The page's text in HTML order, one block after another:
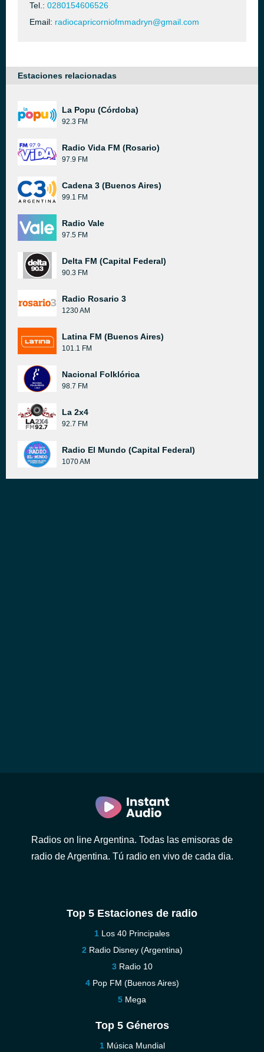
Tel.: 0280154606526
Email: radiocapricorniofmmadryn@gmail.com
Estaciones relacionadas
La Popu (Córdoba)
92.3 FM
Radio Vida FM (Rosario)
97.9 FM
Cadena 3 (Buenos Aires)
99.1 FM
Radio Vale
97.5 FM
Delta FM (Capital Federal)
90.3 FM
Radio Rosario 3
1230 AM
Latina FM (Buenos Aires)
101.1 FM
Nacional Folklórica
98.7 FM
La 2x4
92.7 FM
Radio El Mundo (Capital Federal)
1070 AM
Radios on line Argentina. Todas las emisoras de
radio de Argentina. Tú radio en vivo de cada dia.
Top 5 Estaciones de radio
Los 40 Principales
Radio Disney (Argentina)
Radio 10
Pop FM (Buenos Aires)
Mega
Top 5 Géneros
Música Mundial